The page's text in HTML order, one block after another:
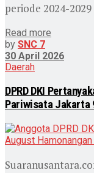
periode 2024-
Read more
by SNC 7
30 April 2026
Daerah
DPRD DKI
Pariwisata Jakarta